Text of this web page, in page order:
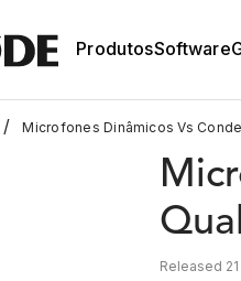
ProdutosSoftware
/ Microfones Dinâmicos Vs
Released